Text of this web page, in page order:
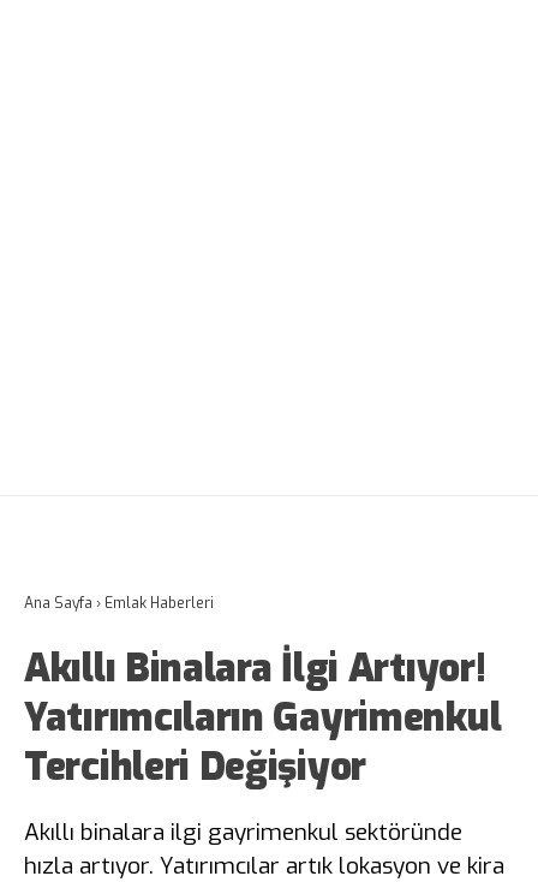
Ana Sayfa › Emlak Haberleri
Akıllı Binalara İlgi Artıyor!
Yatırımcıların Gayrimenkul
Tercihleri Değişiyor
Akıllı binalara ilgi gayrimenkul sektöründe
hızla artıyor. Yatırımcılar artık lokasyon ve kira